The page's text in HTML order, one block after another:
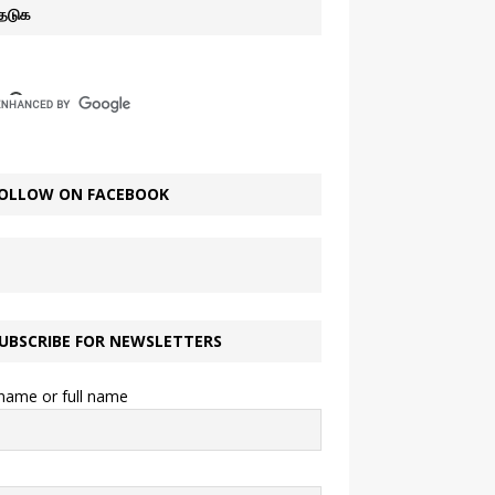
ON FACEBOOK
FOR NEWSLETTERS
or full name